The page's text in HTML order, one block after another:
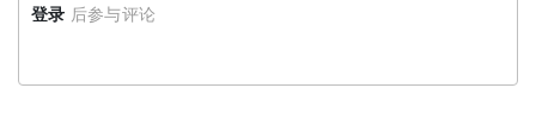
登录 后参与评论